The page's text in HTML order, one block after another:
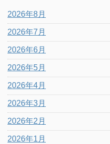
2026年8月
2026年7月
2026年6月
2026年5月
2026年4月
2026年3月
2026年2月
2026年1月